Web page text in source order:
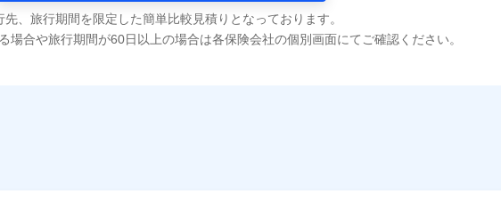
先、旅行期間を限定した簡単比較見積りとなっております。
場合や旅行期間が60日以上の場合は各保険会社の個別画面にてご確認ください。